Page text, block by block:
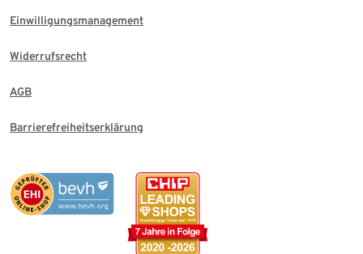
Einwilligungsmanagement
Widerrufsrecht
AGB
Barrierefreiheitserklärung